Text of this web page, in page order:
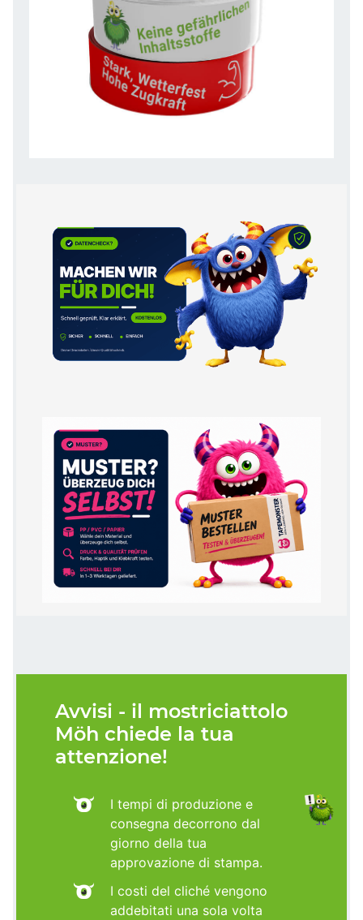
Avvisi - il mostriciattolo
Möh chiede la tua
attenzione!
I tempi di produzione e
consegna decorrono dal
giorno della tua
approvazione di stampa.
I costi del cliché vengono
addebitati una sola volta